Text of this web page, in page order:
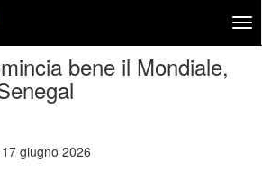
bene il Mondiale,
17 giugno 2026